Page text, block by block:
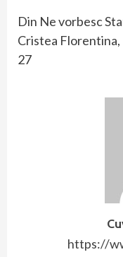
Din Ne vorbesc
Cristea Florentina,
27
https://